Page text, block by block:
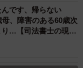
んです、帰らない
、障害のある60歳次
…【司法書士の現場